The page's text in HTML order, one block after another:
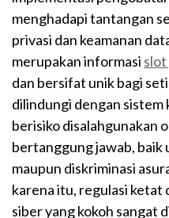
menghadapi tantangan
privasi dan keamanan
merupakan informasi
dan bersifat unik bagi
dilindungi dengan sistem
berisiko disalahgunakan
bertanggung jawab, baik
maupun diskriminasi
karena itu, regulasi
siber yang kokoh sangat